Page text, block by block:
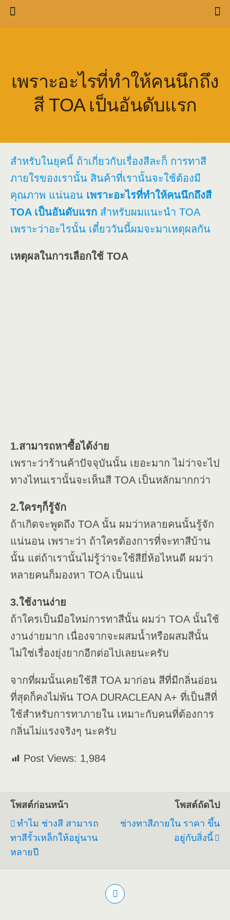
เพราะอะไรที่ทำให้คนนึกถึง
สี TOA เป็นอันดับแรก
สำหรับในยุคนี้ ถ้าเกี่ยวกับเรื่องสีละก็ การทาสี
ภายใรของเรานั้น สินค้าที่เรานั้นจะใช้ต้องมี
คุณภาพ แน่นอน เพราะอะไรที่ทำให้คนนึกถึงสี
TOA เป็นอันดับแรก สำหรับผมแนะนำ TOA
เพราะว่าอะไรนั้น เดี๋ยววันนี้ผมจะมาเหตุผลกัน
เหตุผลในการเลือกใช้ TOA
1.สามารถหาซื้อได้ง่าย
เพราะว่าร้านค้าปัจจุบันนั้น เยอะมาก ไม่ว่าจะไป
ทางไหนเรานั้นจะเห็นสี TOA เป็นหลักมากกว่า
2.ใครๆก็รู้จัก
ถ้าเกิดจะพูดถึง TOA นั้น ผมว่าหลายคนนั้นรู้จัก
แน่นอน เพราะว่า ถ้าใครต้องการที่จะทาสีบ้าน
นั้น แต่ถ้าเรานั้นไม่รู้ว่าจะใช้สียี่ห้อไหนดี ผมว่า
หลายคนก็มองหา TOA เป็นแน่
3.ใช้งานง่าย
ถ้าใครเป็นมือใหม่การทาสีนั้น ผมว่า TOA นั้นใช้
งานง่ายมาก เนื่องจากจะผสมน้ำหรือผสมสีนั้น
ไม่ใช่เรื่องยุ่งยากอีกต่อไปเลยนะครับ
จากที่ผมนั้นเคยใช้สี TOA มาก่อน สีที่มีกลิ่นอ่อน
ที่สุดก็คงไม่พ้น TOA DURACLEAN A+ ที่เป็นสีที่
ใช้สำหรับการทาภายใน เหมาะกับคนที่ต้องการ
กลิ่นไม่แรงจริงๆ นะครับ
Post Views: 1,984
โพสต์ก่อนหน้า
ทำไม ช่างสี สามารถ
ทาสีรั้วเหล็กให้อยู่นาน
หลายปี
โพสต์ถัดไป
ช่างทาสีภายใน ราคา ขึ้น
อยู่กับสิ่งนี้